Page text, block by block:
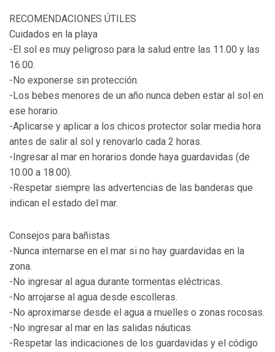
RECOMENDACIONES ÚTILES
Cuidados en la playa
-El sol es muy peligroso para la salud entre las 11.00 y las
16.00.
-No exponerse sin protección.
-Los bebes menores de un año nunca deben estar al sol en
ese horario.
-Aplicarse y aplicar a los chicos protector solar media hora
antes de salir al sol y renovarlo cada 2 horas.
-Ingresar al mar en horarios donde haya guardavidas (de
10.00 a 18.00).
-Respetar siempre las advertencias de las banderas que
indican el estado del mar.
Consejos para bañistas
-Nunca internarse en el mar si no hay guardavidas en la
zona.
-No ingresar al agua durante tormentas eléctricas.
-No arrojarse al agua desde escolleras.
-No aproximarse desde el agua a muelles o zonas rocosas.
-No ingresar al mar en las salidas náuticas.
-Respetar las indicaciones de los guardavidas y el código